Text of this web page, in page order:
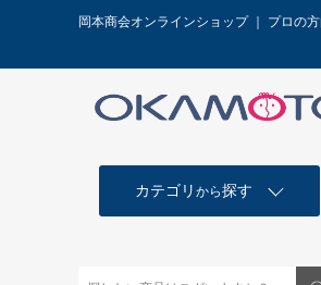
岡本商会オンラインショップ ｜ プロの
カテゴリ から探す